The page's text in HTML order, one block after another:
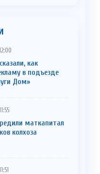
как
в подъезде
Дом»
маткапитал
колхоза